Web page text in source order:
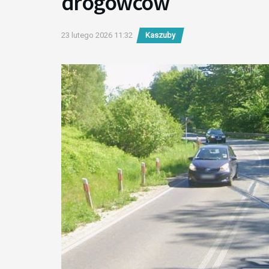
23 lutego 2026 11:32 Kaszuby